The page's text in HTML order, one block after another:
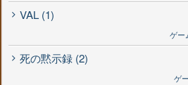
VAL (1)
ゲー
死の黙示録 (2)
ゲ